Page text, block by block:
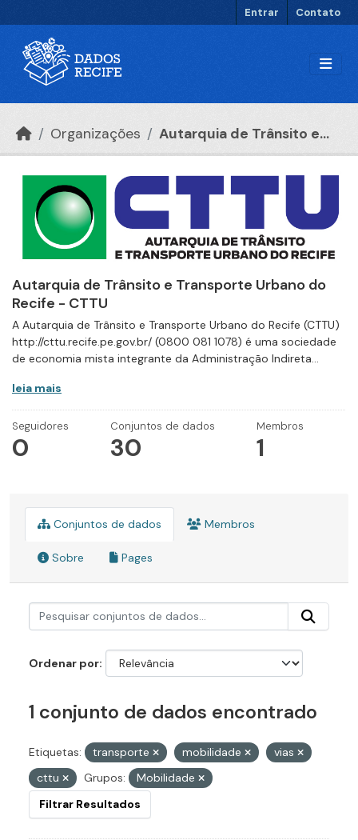
Entrar Contato
Organizações Autarquia de Trânsito e...
Autarquia de Trânsito e Transporte Urbano do
Recife - CTTU
A Autarquia de Trânsito e Transporte Urbano do Recife (CTTU)
http://cttu.recife.pe.gov.br/ (0800 081 1078) é uma sociedade
de economia mista integrante da Administração Indireta...
leia mais
Seguidores
0
Conjuntos de dados
30
Membros
1
Conjuntos de dados Membros
Sobre Pages
Ordenar por
1 conjunto de dados encontrado
Etiquetas: transporte mobilidade
vias
cttu
Grupos:
Mobilidade
Filtrar Resultados